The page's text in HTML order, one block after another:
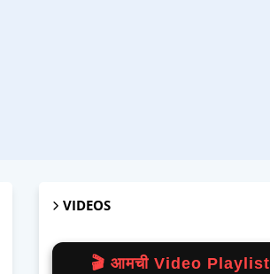
VIDEOS
🎬 आमची Video Playlist